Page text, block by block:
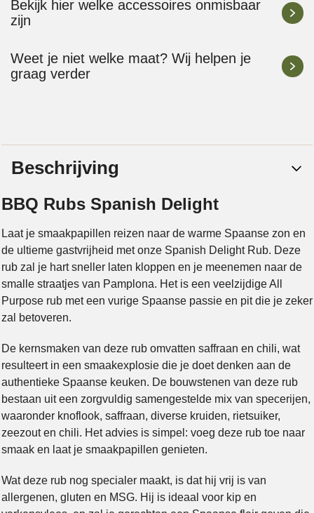
Bekijk hier welke accessoires onmisbaar
zijn
Weet je niet welke maat? Wij helpen je
graag verder
Beschrijving
BBQ Rubs Spanish Delight
Laat je smaakpapillen reizen naar de warme Spaanse zon en
de ultieme gastvrijheid met onze Spanish Delight Rub. Deze
rub zal je hart sneller laten kloppen en je meenemen naar de
smalle straatjes van Pamplona. Het is een veelzijdige All
Purpose rub met een vurige Spaanse passie en pit die je zeker
zal betoveren.
De kernsmaken van deze rub omvatten saffraan en chili, wat
resulteert in een smaakexplosie die je doet denken aan de
authentieke Spaanse keuken. De bouwstenen van deze rub
bestaan uit een zorgvuldig samengestelde mix van specerijen,
waaronder knoflook, saffraan, diverse kruiden, rietsuiker,
zeezout en chili. Het advies is simpel: voeg deze rub toe naar
smaak en laat je smaakpapillen genieten.
Wat deze rub nog specialer maakt, is dat hij vrij is van
allergenen, gluten en MSG. Hij is ideaal voor kip en